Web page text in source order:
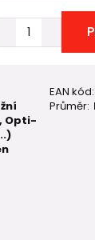
EAN kód:
Opti-
Průměr: